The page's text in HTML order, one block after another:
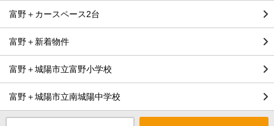
富野＋カースペース2台
富野＋新着物件
富野＋城陽市立富野小学校
富野＋城陽市立南城陽中学校